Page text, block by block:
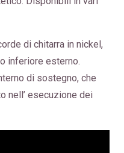
di chitarra in nickel,
inferiore esterno.
di sostegno, che
nell’ esecuzione dei